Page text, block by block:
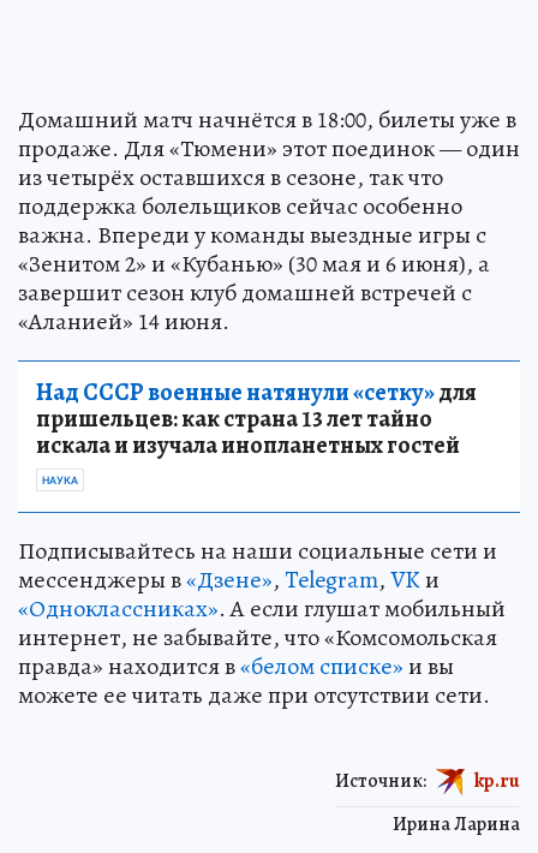
Домашний матч начнётся в 18:00, билеты уже в
продаже. Для «Тюмени» этот поединок — один
из четырёх оставшихся в сезоне, так что
поддержка болельщиков сейчас особенно
важна. Впереди у команды выездные игры с
«Зенитом 2» и «Кубанью» (30 мая и 6 июня), а
завершит сезон клуб домашней встречей с
«Аланией» 14 июня.
Над СССР военные натянули «сетку»для
пришельцев: как страна 13 лет тайно
искала и изучала инопланетных гостей
НАУКА
Подписывайтесь на наши социальные сети и
мессенджеры в«Дзене»,Telegram,VKи
«Одноклассниках». А если глушат мобильный
интернет, не забывайте, что «Комсомольская
правда» находится в«белом списке»и вы
можете ее читать даже при отсутствии сети.
Ирина Ларина
Источник: kp.ru